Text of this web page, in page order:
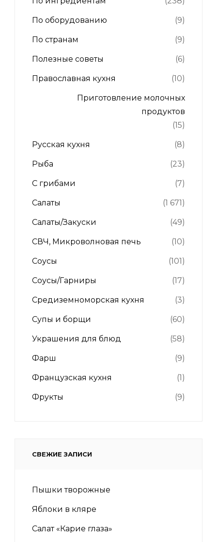
По оборудованию (9)
По странам (9)
Полезные советы (6)
Православная кухня (10)
Приготовление молочных
продуктов
(15)
Русская кухня (8)
Рыба (23)
С грибами (7)
Салаты (1 671)
Салаты/Закуски (49)
СВЧ, Микроволновая печь (10)
Соусы (101)
Соусы/Гарниры (17)
Средиземноморская кухня (3)
Супы и борщи (60)
Украшения для блюд (58)
Фарш (9)
Французская кухня (1)
Фрукты (9)
СВЕЖИЕ ЗАПИСИ
Пышки творожные
Яблоки в кляре
Салат «Карие глаза»